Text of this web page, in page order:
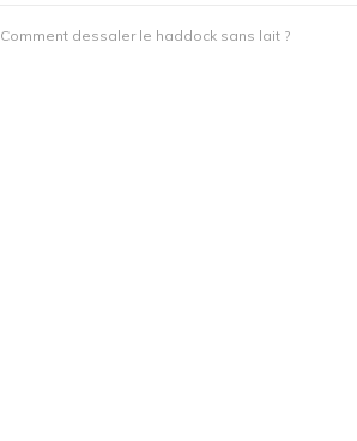
Comment dessaler le haddock sans lait ?